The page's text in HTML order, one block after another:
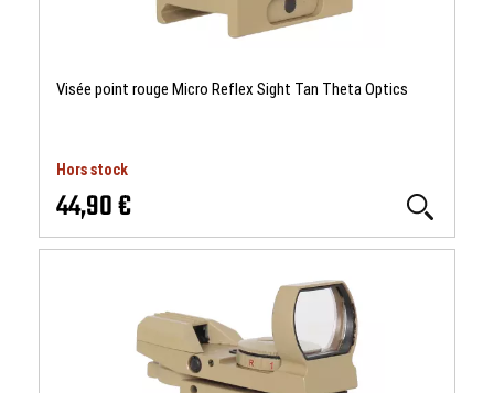
Visée point rouge Micro Reflex Sight Tan Theta Optics
Hors stock
44,90 €